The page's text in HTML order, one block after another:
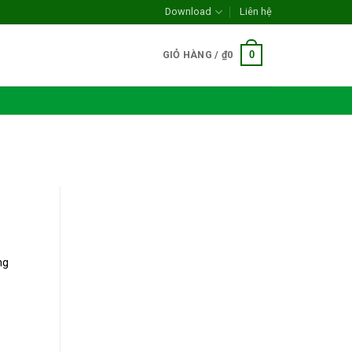
Download Liên hệ
GIỎ HÀNG / ₫0 0